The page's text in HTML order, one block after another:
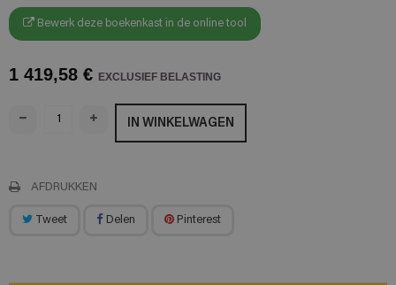
Bewerk deze boekenkast in de online tool
1 419,58 € EXCLUSIEF BELASTING
IN WINKELWAGEN
AFDRUKKEN
Tweet Delen Pinterest